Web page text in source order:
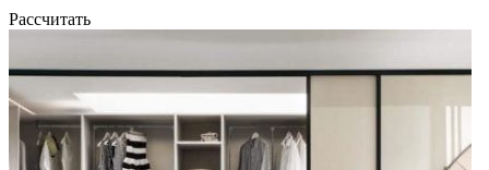
Рассчитать